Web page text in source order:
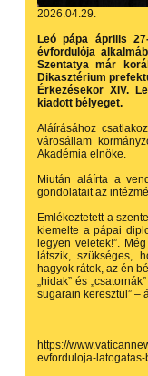
2026.04.29.
Leó pápa április
évfordulója
Szentatya már
Dikasztérium
Érkezésekor XIV.
kiadott bélyeget.
Aláírásához
városállam
Akadémia elnöke.
Miután aláírta a
gondolatait az
Emlékeztetett a
kiemelte a pápai
legyen veletek!”.
látszik, szükséges,
hagyok rátok, az én
„hidak” és
sugarain keresztül” –
https://
evforduloja-latogatas-